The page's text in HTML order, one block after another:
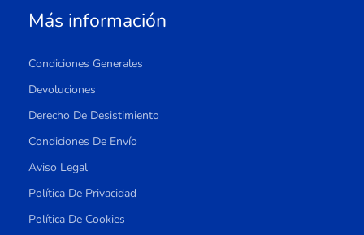
Más información
Condiciones Generales
Devoluciones
Derecho De Desistimiento
Condiciones De Envío
Aviso Legal
Política De Privacidad
Política De Cookies